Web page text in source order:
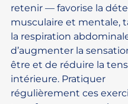
retenir — favorise la
musculaire et mentale,
la respiration
d’augmenter la
être et de réduire la
intérieure. Pratiquer
régulièrement ces